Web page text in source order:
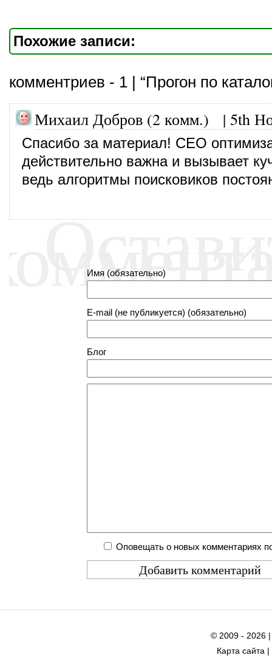
Похожие записи:
комментриев - 1 | “Прогон по
Михаил Добров (2 комм.) | 5th
Спасибо за материал! СЕО
действительно важна и вызывает
ведь алгоритмы поисковиков
Имя (обязательно)
E-mail (не публикуется) (обязательно)
Блог
Оповещать о новых комментариях
© 2009 - 2026
Карта сайта